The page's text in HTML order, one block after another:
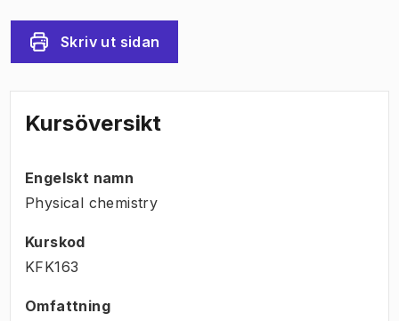
Skriv ut sidan
Kursöversikt
Engelskt namn
Physical chemistry
Kurskod
KFK163
Omfattning